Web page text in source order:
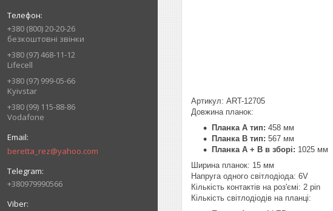
+380 (800) 20-20-26
безкоштовні звінки
+380 (97) 468-11-12
Lifecell
+380 (97) 999-05-66
Kyivstar
+380 (99) 115-88-86
Vodafone
beretta_rez@yahoo.com
+380979990566
Артикул: ART-12705
Довжина планок:
Планка A тип: 458 мм
Планка B тип: 567 мм
Планка A + B в зборі: 1025 мм
Ширина планок: 15 мм
Напруга одного світлодіода: 6V
Кількість контактів на роз'ємі: 2 pin
Кількість світлодіодів на планці: